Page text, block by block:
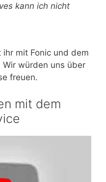
kann ich nicht
mit Fonic und dem
Wir würden uns über
freuen.
mit dem